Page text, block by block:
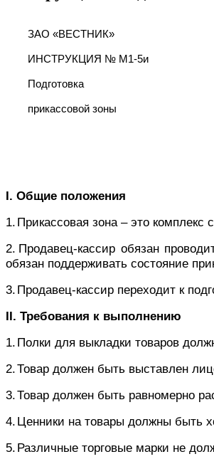
ЗАО «ВЕСТНИК»
ИНСТРУКЦИЯ № М1-5и
Подготовка
прикассовой зоны
I. Общие положения
1. Прикассовая зона – это комплекс
2. Продавец-кассир обязан
обязан поддерживать состояние
3. Продавец-кассир переходит к
II. Требования к выполнению
1. Полки для выкладки товаров
2.Товар должен быть выставлен
3.Товар должен быть равномерно
4. Ценники на товары должны быть
5. Различные торговые марки не